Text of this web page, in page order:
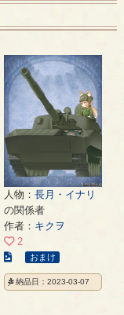
人物： 長月・イナリ
の関係者
作者： キクヲ
2
こ
の
イ
おまけ
納品日：2023-03-07